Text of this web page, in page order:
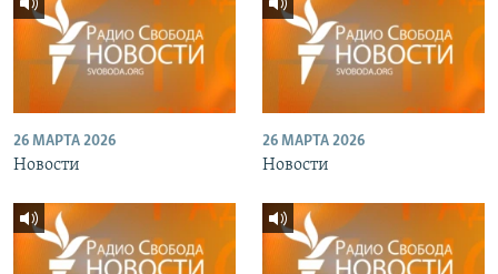
26 МАРТА 2026
Новости
26 МАРТА 2026
Новости